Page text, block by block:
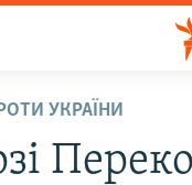
УКРАЇНИ